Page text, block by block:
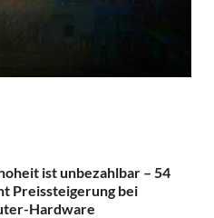
ist unbezahlbar – 54
Preissteigerung bei
Hardware